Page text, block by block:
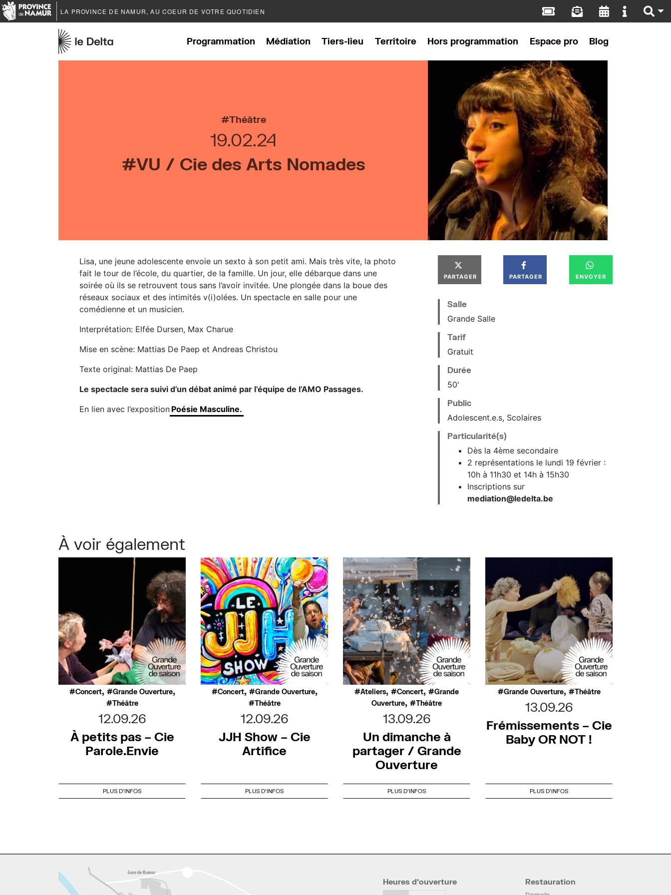
LA PROVINCE DE NAMUR, AU COEUR DE VOTRE QUOTIDIEN
Programmation Médiation Tiers-lieu Territoire Hors programmation Espace pro Blog
Théâtre
19.02.24
#VU / Cie des Arts Nomades
Lisa, une jeune adolescente envoie un sexto à son petit ami. Mais très vite, la photo
fait le tour de l’école, du quartier, de la famille. Un jour, elle débarque dans une
soirée où ils se retrouvent tous sans l’avoir invitée. Une plongée dans la boue des
réseaux sociaux et des intimités v(i)olées. Un spectacle en salle pour une
comédienne et un musicien.
Interprétation: Elfée Dursen, Max Charue
Mise en scène: Mattias De Paep et Andreas Christou
Texte original: Mattias De Paep
Le spectacle sera suivi d’un débat animé par l’équipe de l’AMO Passages.
En lien avec l’exposition Poésie Masculine.
PARTAGER PARTAGER ENVOYER
Salle
Grande Salle
Tarif
Gratuit
Durée
50'
Public
Adolescent.e.s, Scolaires
Particularité(s)
Dès la 4ème secondaire
2 représentations le lundi 19 février :
10h à 11h30 et 14h à 15h30
Inscriptions sur
mediation@ledelta.be
À voir également
Concert, Grande Ouverture,
Théâtre
12.09.26
À petits pas – Cie
Parole.Envie
PLUS D'INFOS
Concert, Grande Ouverture,
Théâtre
12.09.26
JJH Show – Cie
Artifice
PLUS D'INFOS
Ateliers, Concert,
Grande
Ouverture, Théâtre
13.09.26
Un dimanche à
partager / Grande
Ouverture
PLUS D'INFOS
Grande Ouverture, Théâtre
13.09.26
Frémissements – Cie
Baby OR NOT !
PLUS D'INFOS
Heures d’ouverture Restauration